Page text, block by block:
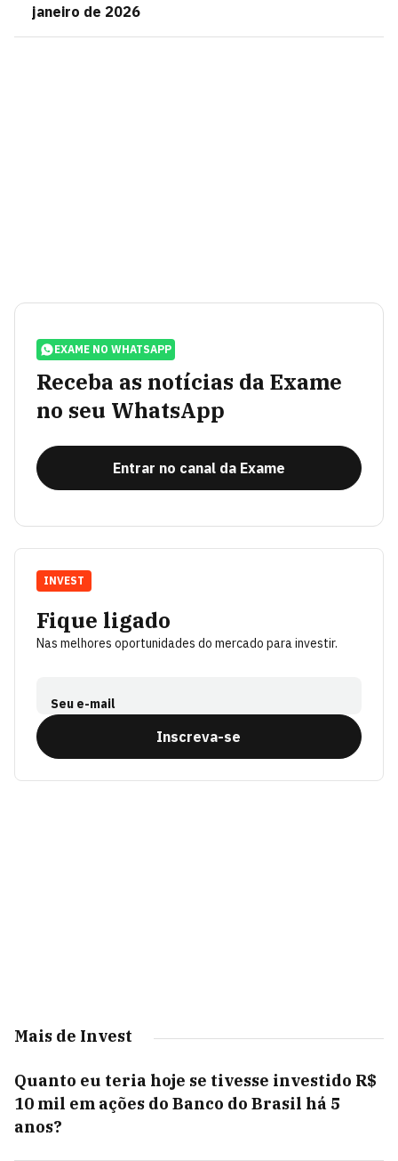
janeiro de 2026
EXAME NO WHATSAPP
Receba as notícias da Exame
no seu WhatsApp
Entrar no canal da Exame
Fique ligado
Nas melhores oportunidades do mercado para investir.
Seu e-mail
Inscreva-se
INVEST
Mais de Invest
Quanto eu teria hoje se tivesse investido R$
10 mil em ações do Banco do Brasil há 5
anos?